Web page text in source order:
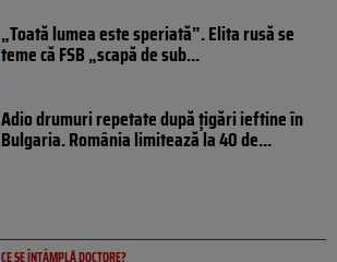
„Toată lumea este speriată”. Elita rusă se
teme că FSB „scapă de sub...
Adio drumuri repetate după țigări ieftine în
Bulgaria. România limitează la 40 de...
CE SE ÎNTÂMPLĂ DOCTORE?